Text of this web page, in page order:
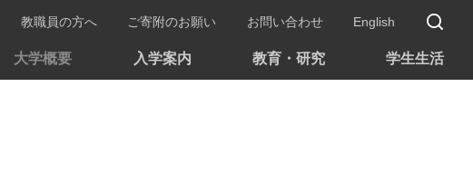
大学概要 入学案内 教育・研究 学生生活
教職員の方へ ご寄附のお願い お問い合わせ English